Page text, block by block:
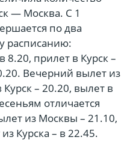
— Москва. С 1
по два
расписанию:
прилет в Курск –
Вечерний вылет из
– 20.20, вылет в
отличается
из Москвы – 21.10,
Курска – в 22.45.